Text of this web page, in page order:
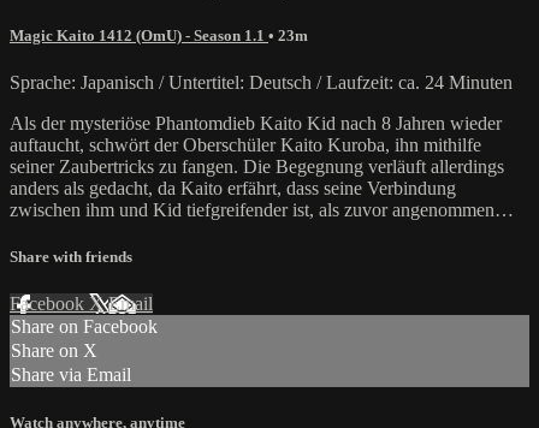
Magic Kaito 1412 (OmU) - Season 1.1 • 23m
Sprache: Japanisch / Untertitel: Deutsch / Laufzeit: ca. 24 Minuten
Als der mysteriöse Phantomdieb Kaito Kid nach 8 Jahren wieder
auftaucht, schwört der Oberschüler Kaito Kuroba, ihn mithilfe
seiner Zaubertricks zu fangen. Die Begegnung verläuft allerdings
anders als gedacht, da Kaito erfährt, dass seine Verbindung
zwischen ihm und Kid tiefgreifender ist, als zuvor angenommen…
Share with friends
Facebook XEmail
Share on Facebook
Share on X
Share via Email
Watch anywhere, anytime